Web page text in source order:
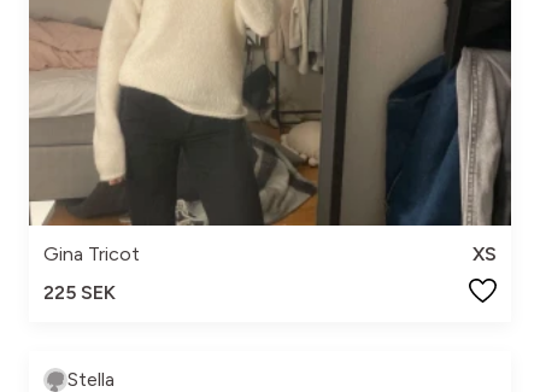
Gina Tricot
XS
225 SEK
Stella